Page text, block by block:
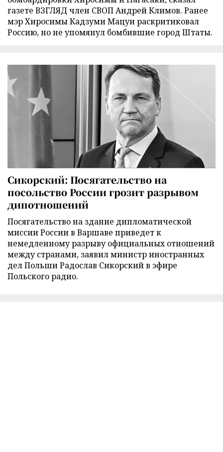
газете ВЗГЛЯД член СВОП Андрей Климов. Ранее
мэр Хиросимы Кадзуми Мацуи раскритиковал
Россию, но не упомянул бомбившие город Штаты.
Сикорский: Посягательство на
посольство России грозит разрывом
дипотношений
Посягательство на здание дипломатической
миссии России в Варшаве приведет к
немедленному разрыву официальных отношений
между странами, заявил министр иностранных
дел Польши Радослав Сикорский в эфире
Польского радио.